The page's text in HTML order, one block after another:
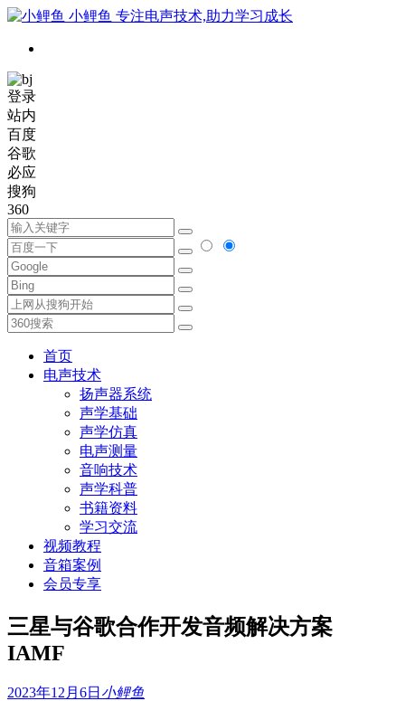
小鲤鱼 专注电声技术,助力学习成长
登录
站内
百度
谷歌
必应
搜狗
360
首页
电声技术
扬声器系统
声学基础
声学仿真
电声测量
音响技术
声学科普
书籍资料
学习交流
视频教程
音箱案例
会员专享
三星与谷歌合作开发音频解决方案
IAMF
2023年12月6日 小鲤鱼